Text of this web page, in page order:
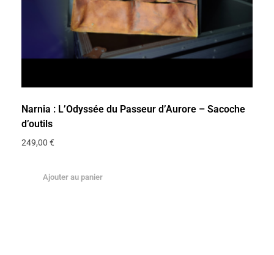
Narnia : L’Odyssée du Passeur d’Aurore – Sacoche
d’outils
249,00 €
Ajouter au panier